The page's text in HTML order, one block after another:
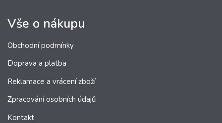
Vše o nákupu
Obchodní podmínky
Doprava a platba
Reklamace a vrácení zboží
Zpracování osobních údajů
Kontakt